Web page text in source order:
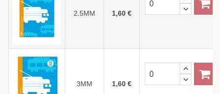
2.5MM 1,60 €
3MM 1,60 €